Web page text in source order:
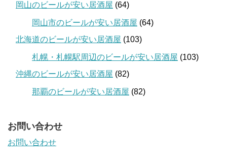
岡山のビールが安い居酒屋 (64)
岡山市のビールが安い居酒屋 (64)
北海道のビールが安い居酒屋 (103)
札幌・札幌駅周辺のビールが安い居酒屋 (103)
沖縄のビールが安い居酒屋 (82)
那覇のビールが安い居酒屋 (82)
お問い合わせ
お問い合わせ